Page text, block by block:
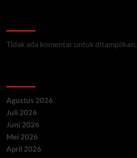
Tidak ada komentar untuk ditampilkan.
Agustus 2026
Juli 2026
Juni 2026
Mei 2026
April 2026